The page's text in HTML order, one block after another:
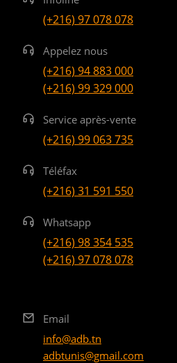
(+216) 97 078 078
Appelez nous
(+216) 94 883 000
(+216) 99 329 000
Service après-vente
(+216) 99 063 735
Téléfax
(+216) 31 591 550
Whatsapp
(+216) 98 354 535
(+216) 97 078 078
Email
info@adb.tn
adbtunis@gmail.com